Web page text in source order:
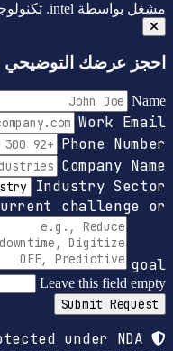
مشغل بواسطة intel.
احجز عرضك التوضيحي
Name
Work Email
Phone Number
Company Name
Industry Sector
challenge or
goal
Leave this field empty
Submit Request
under NDA